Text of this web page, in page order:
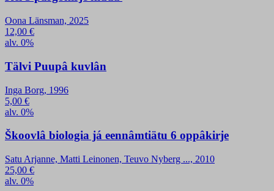
Oona Länsman, 2025
12,00 €
alv. 0%
Tälvi Puupâ kuvlân
Inga Borg, 1996
5,00 €
alv. 0%
Škoovlâ biologia já eennâmtiätu 6 oppâkirje
Satu Arjanne, Matti Leinonen, Teuvo Nyberg ..., 2010
25,00 €
alv. 0%